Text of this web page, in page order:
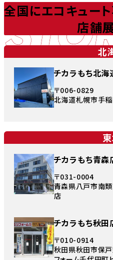
全国にエコキュー
店舗
北
チカラもち北海
〒006-0829
北海道札幌市手
チカラもち青森
〒031-0004
青森県八戸市南
店
チカラもち秋田
〒010-0914
秋田県秋田市保